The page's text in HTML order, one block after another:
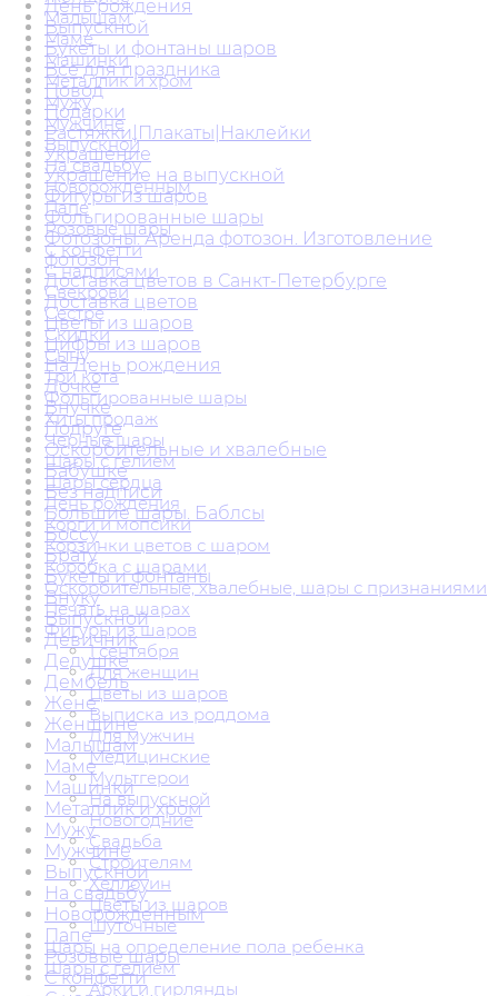
Малышам
Маме
Машинки
Металлик и хром
Мужу
Мужчине
Выпускной
На свадьбу
Новорожденным
Папе
Розовые шары
С конфетти
С надписями
Свекрови
Сестре
Скидки
Сыну
Три кота
Фольгированные шары
Хиты продаж
Черные шары
Шары с гелием
Шары сердца
День рождения
Корги и мопсики
Корзинки цветов с шаром
Коробка с шарами
Оскорбительные, хвалебные, шары с признаниями
Печать на шарах
Фигуры из шаров
1 сентября
Для женщин
Цветы из шаров
Выписка из роддома
Для мужчин
Медицинские
Мультгерои
На выпускной
Новогодние
Свадьба
Строителям
Хеллоуин
Цветы из шаров
Шуточные
Шары на определение пола ребенка
Шары с гелием
Арки и гирлянды
День рождения
Выпускной
Букеты и фонтаны шаров
Всё для праздника
Повод
Подарки
Растяжки|Плакаты|Наклейки
Украшение
Украшение на выпускной
Фигуры из шаров
Фольгированные шары
Фотозоны. Аренда фотозон. Изготовление
фотозон
Доставка цветов в Санкт-Петербурге
Доставка цветов
Цветы из шаров
Цифры из шаров
На День рождения
Дочке
Внучке
Подруге
Оскорбительные и хвалебные
Бабушке
Без надписи
Большие шары. Баблсы
Боссу
Брату
Букеты и фонтаны
Внуку
Выпускной
Девичник
Дедушке
Дембель
Жене
Женщине
Малышам
Маме
Машинки
Металлик и хром
Мужу
Мужчине
Выпускной
На свадьбу
Новорожденным
Папе
Розовые шары
С конфетти